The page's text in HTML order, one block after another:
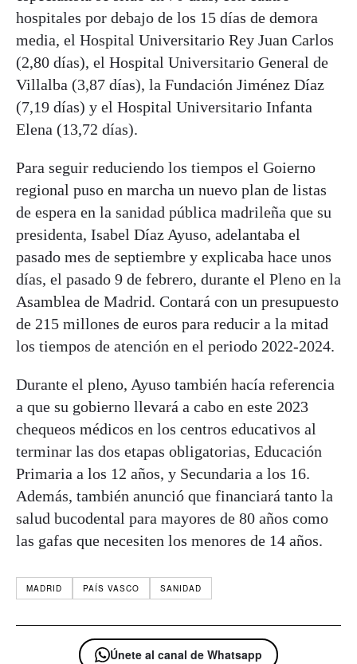
hospitales por debajo de los 15 días de demora
media, el Hospital Universitario Rey Juan Carlos
(2,80 días), el Hospital Universitario General de
Villalba (3,87 días), la Fundación Jiménez Díaz
(7,19 días) y el Hospital Universitario Infanta
Elena (13,72 días).
Para seguir reduciendo los tiempos el Goierno
regional puso en marcha un nuevo plan de listas
de espera en la sanidad pública madrileña que su
presidenta, Isabel Díaz Ayuso, adelantaba el
pasado mes de septiembre y explicaba hace unos
días, el pasado 9 de febrero, durante el Pleno en la
Asamblea de Madrid. Contará con un presupuesto
de 215 millones de euros para reducir a la mitad
los tiempos de atención en el periodo 2022-2024.
Durante el pleno, Ayuso también hacía referencia
a que su gobierno llevará a cabo en este 2023
chequeos médicos en los centros educativos al
terminar las dos etapas obligatorias, Educación
Primaria a los 12 años, y Secundaria a los 16.
Además, también anunció que financiará tanto la
salud bucodental para mayores de 80 años como
las gafas que necesiten los menores de 14 años.
MADRID PAÍS VASCO SANIDAD
Únete al canal de Whatsapp